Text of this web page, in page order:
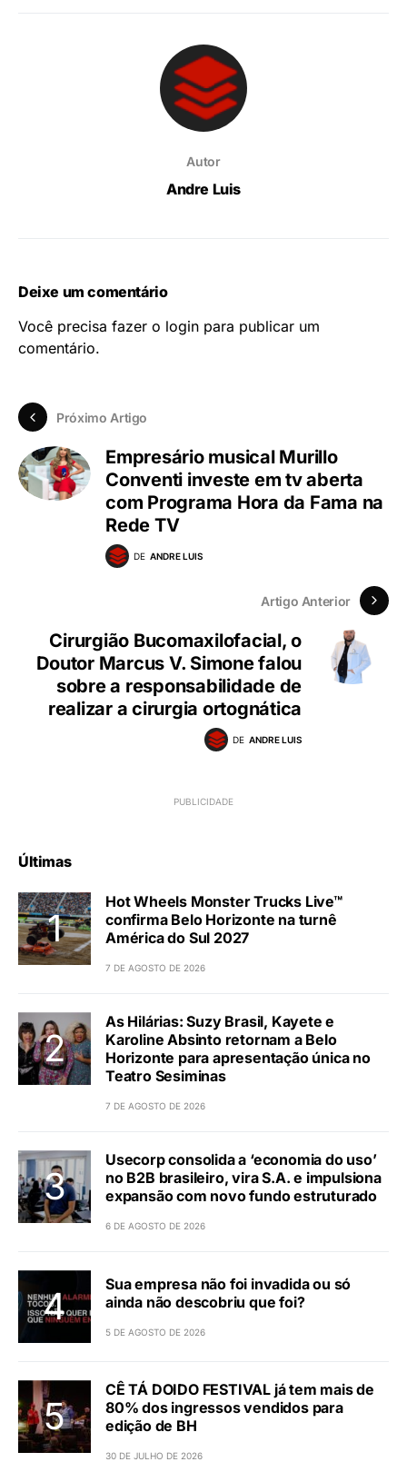
Autor
Andre Luis
Deixe um comentário
Você precisa fazer o login para publicar um
comentário.
Próximo Artigo
Empresário musical Murillo
Conventi investe em tv aberta
com Programa Hora da Fama na
Rede TV
DE ANDRE LUIS
Artigo Anterior
Cirurgião Bucomaxilofacial, o
Doutor Marcus V. Simone falou
sobre a responsabilidade de
realizar a cirurgia ortognática
DE ANDRE LUIS
Últimas
Hot Wheels Monster Trucks Live™
confirma Belo Horizonte na turnê
América do Sul 2027
7 DE AGOSTO DE 2026
As Hilárias: Suzy Brasil, Kayete e
Karoline Absinto retornam a Belo
Horizonte para apresentação única no
Teatro Sesiminas
7 DE AGOSTO DE 2026
Usecorp consolida a ‘economia do uso’
no B2B brasileiro, vira S.A. e impulsiona
expansão com novo fundo estruturado
6 DE AGOSTO DE 2026
Sua empresa não foi invadida ou só
ainda não descobriu que foi?
5 DE AGOSTO DE 2026
CÊ TÁ DOIDO FESTIVAL já tem mais de
80% dos ingressos vendidos para
edição de BH
30 DE JULHO DE 2026